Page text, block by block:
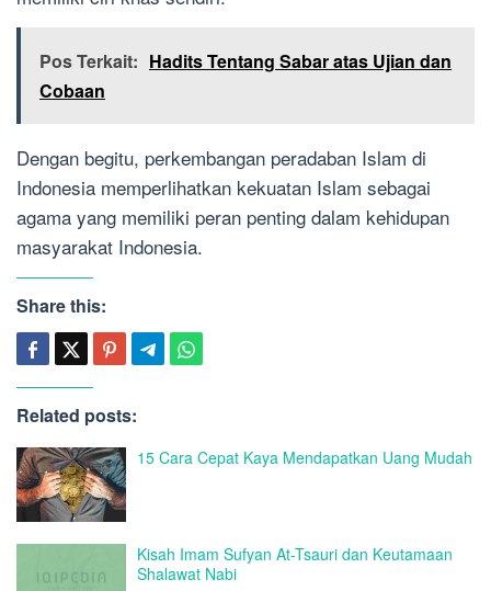
Pos Terkait: Hadits Tentang Sabar atas Ujian dan
Cobaan
Dengan begitu, perkembangan peradaban Islam di
Indonesia memperlihatkan kekuatan Islam sebagai
agama yang memiliki peran penting dalam kehidupan
masyarakat Indonesia.
Share this:
Related posts:
15 Cara Cepat Kaya Mendapatkan Uang Mudah
Kisah Imam Sufyan At-Tsauri dan Keutamaan
Shalawat Nabi